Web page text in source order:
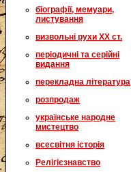
біографії, мемуари,
листування
визвольні рухи XX ст.
періодичні та серійні
видання
перекладна література
розпродаж
українське народне
мистецтво
всесвітня історія
Релігієзнавство